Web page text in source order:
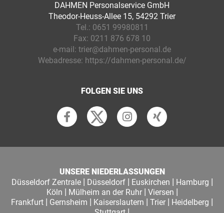
DAHMEN Personalservice GmbH
Theodor-Heuss-Allee 15, 54292 Trier
Tel.: 0651 99980811
Fax: 0211 876 678 10
e-mail: trier@dahmen-personal.de
Webadresse: https://dahmen-personal.de/
FOLGEN SIE UNS
UNSERE NIEDERLASSUNGEN
Düsseldorf Zentrale| Düsseldorf| Euskirchen | Hamburg |
Köln | Mülheim an der Ruhr| Viersen |
Frankfurt | Gernsheim | Kaiserslautern | Trier | Heidelberg |